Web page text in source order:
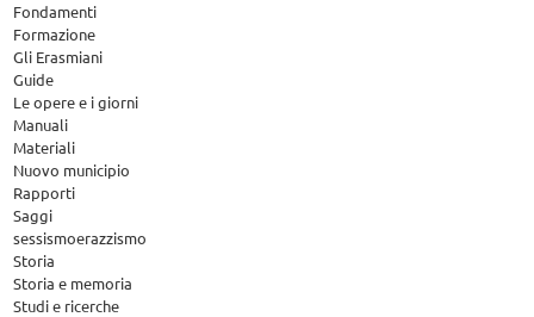
Fondamenti
Formazione
Gli Erasmiani
Guide
Le opere e i giorni
Manuali
Materiali
Nuovo municipio
Rapporti
Saggi
sessismoerazzismo
Storia
Storia e memoria
Studi e ricerche